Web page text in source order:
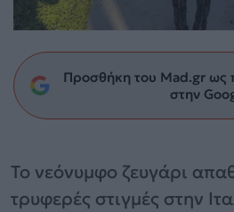
Προσθήκη του Mad.gr ως
στην
Το νεόνυμφο ζευγάρι
τρυφερές στιγμές στην